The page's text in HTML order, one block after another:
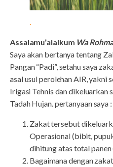
.
Assalamu’alaikum Wa
Saya akan bertanya tentang
Pangan “Padi”, setahu saya
asal usul perolehan AIR, yakni
Irigasi Tehnis dan dikeluarkan
Tadah Hujan. pertanyaan saya :
Zakat tersebut
Operasional (bibit,
dihitung atas total
Bagaimana dengan